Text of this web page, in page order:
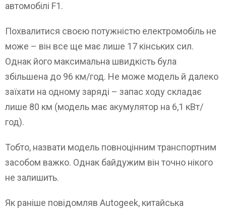
автомобілі F1.
Похвалитися своєю потужністю електромобіль не
може – він все ще має лише 17 кінських сил.
Однак його максимальна швидкість була
збільшена до 96 км/год. Не може модель й далеко
заїхати на одному заряді – запас ходу складає
лише 80 км (модель має акумулятор на 6,1 кВт/
год).
Тобто, назвати модель повноцінним транспортним
засобом важко. Однак байдужим він точно нікого
не залишить.
Як раніше повідомляв Autogeek, китайська